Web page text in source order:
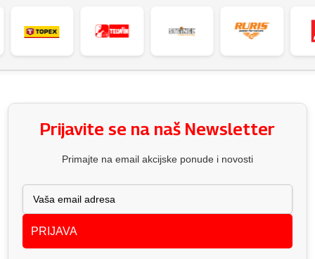
Prijavite se na naš Newsletter
Primajte na email akcijske ponude i novosti
PRIJAVA